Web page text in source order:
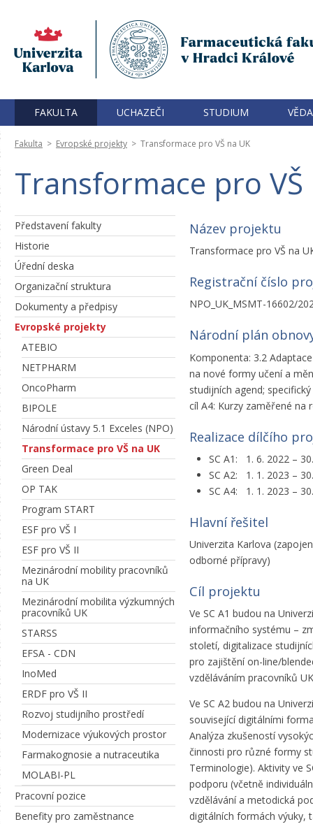
FAKULTA UCHAZEČI STUDIUM
Fakulta > Evropské projekty > Transformace pro VŠ na UK
Transformace pro VŠ
Představení fakulty
Historie
Úřední deska
Organizační struktura
Dokumenty a předpisy
Evropské projekty
ATEBIO
NETPHARM
OncoPharm
BIPOLE
Národní ústavy 5.1 Exceles (NPO)
Transformace pro VŠ na UK
Green Deal
OP TAK
Program START
ESF pro VŠ I
ESF pro VŠ II
Mezinárodní mobility pracovníků
na UK
Mezinárodní mobilita výzkumných
pracovníků UK
STARSS
EFSA - CDN
InoMed
ERDF pro VŠ II
Rozvoj studijního prostředí
Modernizace výukových prostor
Farmakognosie a nutraceutika
MOLABI-PL
Pracovní pozice
Benefity pro zaměstnance
Název projektu
Transformace pro VŠ na
Registrační číslo
NPO_UK_MSMT-16602/
Národní plán
Komponenta: 3.2
na nové formy učení a
studijních agend;
cíl A4: Kurzy zaměřené na
Realizace dílčího
SC A1: 1. 6. 2022 –
SC A2: 1. 1. 2023 –
SC A4: 1. 1. 2023 –
Hlavní řešitel
Univerzita Karlova
odborné přípravy)
Cíl projektu
Ve SC A1 budou na
informačního systému –
století, digitalizace
pro zajištění on-line/
vzděláváním pracovníků
Ve SC A2 budou na
související digitálními
Analýza zkušeností
činnosti pro různé formy
Terminologie). Aktivity ve
podporu (včetně
vzdělávání a metodická
digitálních formách výuky,